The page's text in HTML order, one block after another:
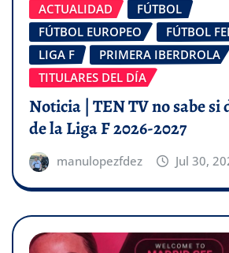
ACTUALIDAD
FÚTBOL
FÚTBOL EUROPEO
FÚTBOL
LIGA F
PRIMERA IBERDROLA
TITULARES DEL DÍA
Noticia | TEN TV no sabe
de la Liga F 2026-2027
manulopezfdez Jul 30,